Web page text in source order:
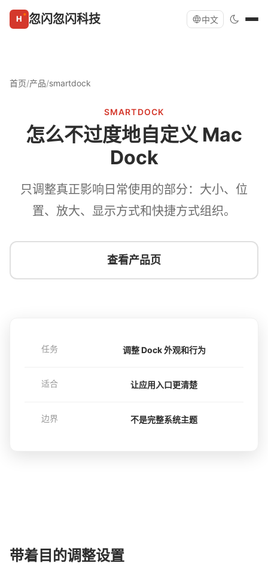
忽闪忽闪科技 中文
首页/产品/smartdock
SMARTDOCK
怎么不过度地自定义 Mac
Dock
只调整真正影响日常使用的部分：大小、位
置、放大、显示方式和快捷方式组织。
查看产品页
任务 调整 Dock 外观和行为
适合 让应用入口更清楚
边界 不是完整系统主题
带着目的调整设置